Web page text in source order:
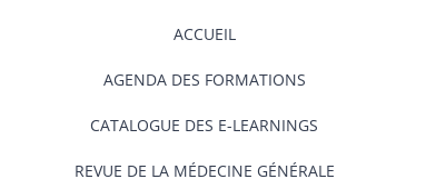
ACCUEIL
AGENDA DES FORMATIONS
CATALOGUE DES E-LEARNINGS
REVUE DE LA MÉDECINE GÉNÉRALE